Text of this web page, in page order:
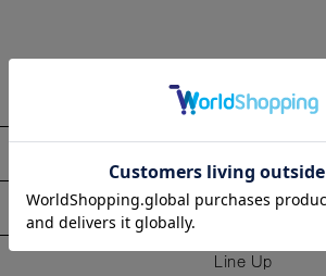
Information
Line Up